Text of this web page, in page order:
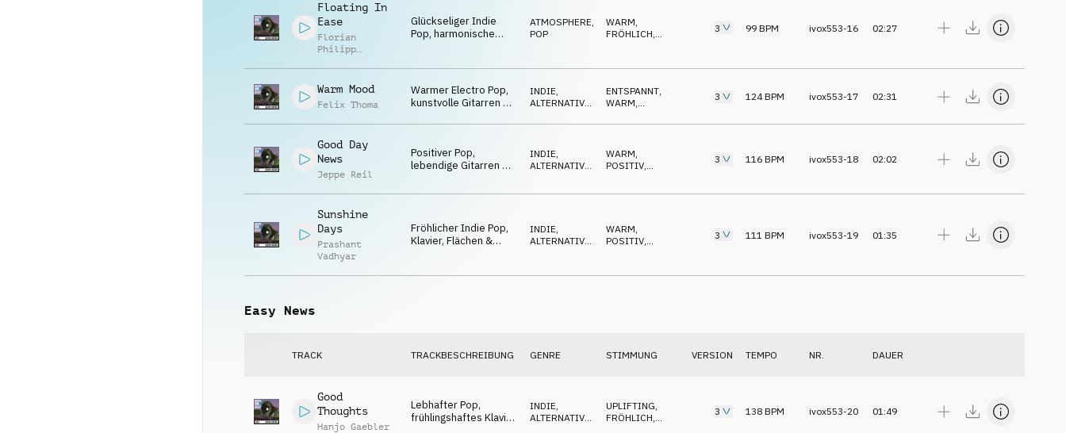
Floating In
Ease
Florian
Philipp
Glückseliger Indie
Pop, harmonische
ATMOSPHERE,
POP
WARM,
FRÖHLICH,
3 99 BPM ivox553-16 02:27
Warm Mood
Felix Thoma
Warmer Electro Pop,
kunstvolle Gitarren &
ästhetisch
INDIE,
ALTERNATIVE
ENTSPANNT
WARM
3 124BPM ivox553-17 02:31
Good Day
News
Jeppe Reil
Positiver Pop,
lebendige Gitarren &
gelaunt
INDIE,
ALTERNATIVE
WARM
POSITIV
3 116 BPM ivox553-18 02:02
Sunshine
Days
Prashant
Vadhyar
Fröhlicher Indie Pop,
Klavier, Flächen &
INDIE,
ALTERNATIVE,
WARM,
POSITIV,
3 111 BPM ivox553-19 01:35
Easy News
TRACK TRACKBESCHREIBUNG GENRE STIMMUNG VERSION TEMPO NR. DAUER
Good
Thoughts
Hanjo Gaebler
Lebhafter Pop,
frühlingshaftes Klavier
INDIE,
ALTERNATIVE
UPLIFTING
FRÖHLICH
3 138 BPM ivox553-20 01:49